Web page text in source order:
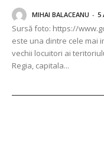
MIHAI BALACEANU - 5
Sursă foto: https://
este una dintre cele mai
vechii locuitori ai
Regia, capitala...